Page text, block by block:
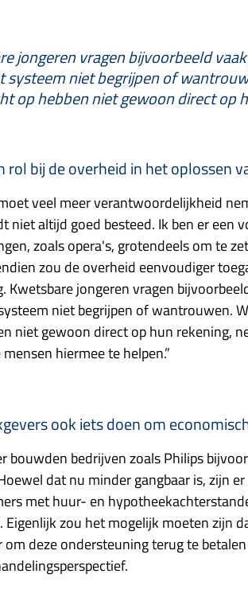
jongeren vragen bijvoorbeeld
systeem niet begrijpen of
op hebben niet gewoon direct op
rol bij de overheid in het oplossen
veel meer verantwoordelijkheid
niet altijd goed besteed. Ik ben er een
zoals opera's, grotendeels om te
zou de overheid eenvoudiger
Kwetsbare jongeren vragen
niet begrijpen of wantrouwen.
niet gewoon direct op hun rekening,
hiermee te helpen.”
ook iets doen om
bouwden bedrijven zoals Philips
dat nu minder gangbaar is, zijn
met huur- en
Eigenlijk zou het mogelijk moeten zijn
deze ondersteuning terug te